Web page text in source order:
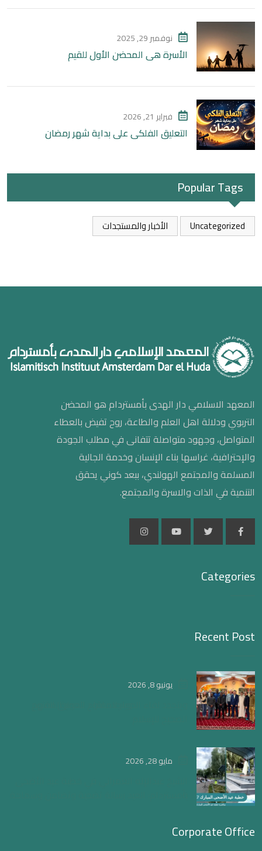
نوفمبر 29, 2025
الأسرة هي المحضن الأول للقيم
فبراير 21, 2026
التعليق الفلكي على بداية شهر رمضان
Popular Tags
Uncategorized الأخبار والمستجدات
المعهد الاسلامي دار الهدى بأمستردام هو المحضن
التربوي ودلالة اهل العلم والطاعة، روح تفيض بالعطاء
المتواصل، وجهود متواصلة تتفانى في مطلب الجودة
والإحترافية، غراسها بناء الإنسان وخدمة الجالية
المسلمة والمجتمع الهولندي، ببعد كوني يحقق
التنمية في الذات والاسرة والمجتمع.
Categories
Recent Post
يونيو 8, 2026
مايو 28, 2026
Corporate Office